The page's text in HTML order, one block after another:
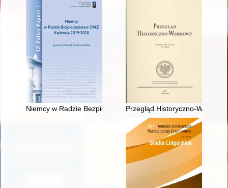
Niemcy w Radzie Bezpieczeństwa ONZ : kadencja 2019-2020
Przegląd Historyczno-